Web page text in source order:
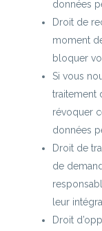
données
Droit de
moment
bloquer
Si vous
traitement
révoquer
données
Droit de
de
leur
Droit